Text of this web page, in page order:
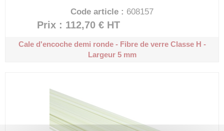
Code article : 608157
Prix : 112,70 € HT
Cale d'encoche demi ronde - Fibre de verreClasse H -
Largeur 5 mm